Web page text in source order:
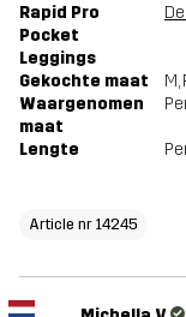
Rapid Pro
Pocket
Leggings
Gekochte maat M,
Waargenomen
maat
Lengte
Article nr 14245